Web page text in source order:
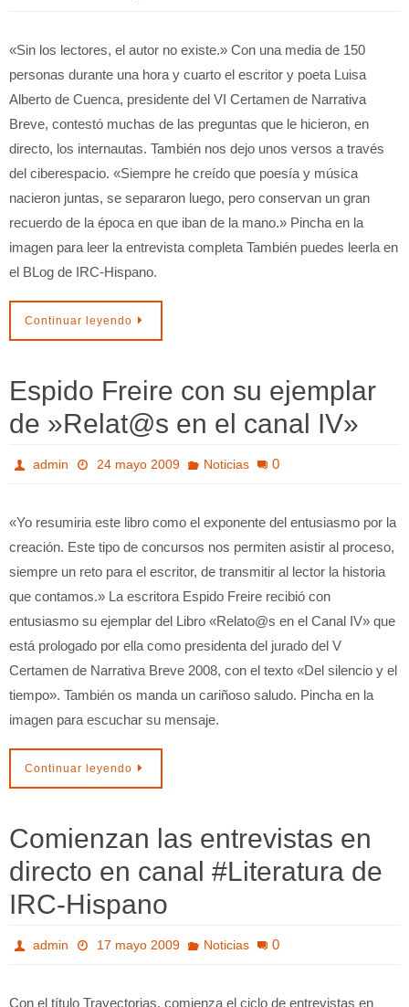
«Sin los lectores, el autor no existe.» Con una media de 150
personas durante una hora y cuarto el escritor y poeta Luisa
Alberto de Cuenca, presidente del VI Certamen de Narrativa
Breve, contestó muchas de las preguntas que le hicieron, en
directo, los internautas. También nos dejo unos versos a través
del ciberespacio. «Siempre he creído que poesía y música
nacieron juntas, se separaron luego, pero conservan un gran
recuerdo de la época en que iban de la mano.» Pincha en la
imagen para leer la entrevista completa También puedes leerla en
el BLog de IRC-Hispano.
Continuar leyendo
Espido Freire con su ejemplar
de »Relat@s en el canal IV»
admin 24 mayo 2009 Noticias 0
«Yo resumiria este libro como el exponente del entusiasmo por la
creación. Este tipo de concursos nos permiten asistir al proceso,
siempre un reto para el escritor, de transmitir al lector la historia
que contamos.» La escritora Espido Freire recibió con
entusiasmo su ejemplar del Libro «Relato@s en el Canal IV» que
está prologado por ella como presidenta del jurado del V
Certamen de Narrativa Breve 2008, con el texto «Del silencio y el
tiempo». También os manda un cariñoso saludo. Pincha en la
imagen para escuchar su mensaje.
Continuar leyendo
Comienzan las entrevistas en
directo en canal #Literatura de
IRC-Hispano
admin 17 mayo 2009 Noticias 0
Con el título Trayectorias, comienza el ciclo de entrevistas en